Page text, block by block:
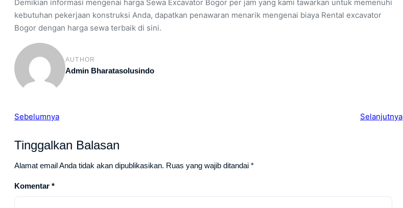
Demikian informasi mengenai harga Sewa Excavator Bogor per jam yang kami tawarkan untuk memenuhi
kebutuhan pekerjaan konstruksi Anda, dapatkan penawaran menarik mengenai biaya Rental excavator
Bogor dengan harga sewa terbaik di sini.
AUTHOR
Admin Bharatasolusindo
Sebelumnya Selanjutnya
Tinggalkan Balasan
Alamat email Anda tidak akan dipublikasikan. Ruas yang wajib ditandai *
Komentar *